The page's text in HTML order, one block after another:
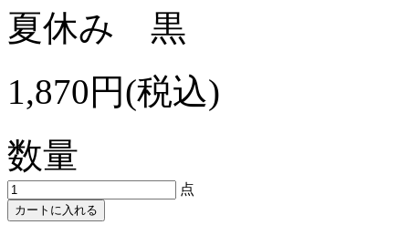
夏休み 黒
1,870円(税込)
数量
点
カートに入れる